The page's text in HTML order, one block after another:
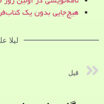
هیچ‌جایی بدون یک
لیلا
قبل